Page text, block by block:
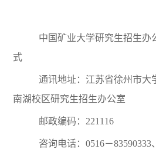
中国矿业大学研究生招生办
式
通讯地址：江苏省徐州市大
南湖校区研究生招生办公室
邮政编码：221116
咨询电话：0516－83590333